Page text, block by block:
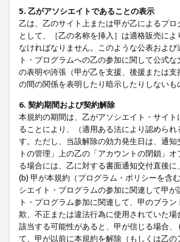
5. 乙がアソシエイトであることの表示
乙は、乙のサイト上または甲が乙によるプ
として、［乙の名称を挿入］は適格販売に
なければなりません。このような公表およ
ト・プログラムへの乙の参加に関して公式
の表明や誇張（甲が乙を支援、後援または
の間の関係を表明したり暗示したりしないも
6. 契約期間および契約解除
本規約の期間は、乙がアソシエイト・サイ
ることにより、（適用ある法により認めら
す。ただし、当該解除の効力発生日は、通
トの管理」上の乙の「アカウントの閉鎖」
る場合には、乙に対する書面通知交付直後
(b) 甲が本規約（プログラム・ポリシーを含
シエイト・プログラムの参加に関連して甲
ト・プログラム参加に関連して、甲のブラ
欺、不正または違法行為に使用されていた
該当する可能性があると、甲が信じる場合
て、甲が以前に本規約を解除（もしくは乙